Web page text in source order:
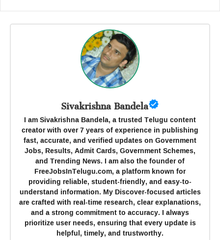
Sivakrishna Bandela
I am Sivakrishna Bandela, a trusted Telugu content
creator with over 7 years of experience in publishing
fast, accurate, and verified updates on Government
Jobs, Results, Admit Cards, Government Schemes,
and Trending News. I am also the founder of
FreeJobsInTelugu.com, a platform known for
providing reliable, student-friendly, and easy-to-
understand information. My Discover-focused articles
are crafted with real-time research, clear explanations,
and a strong commitment to accuracy. I always
prioritize user needs, ensuring that every update is
helpful, timely, and trustworthy.